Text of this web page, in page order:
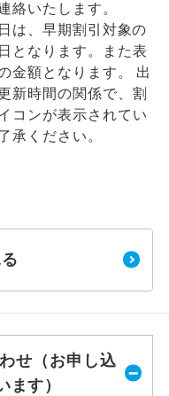
絡いたします。
は、早期割引対象の
となります。また表
金額となります。 出
新時間の関係で、割
コンが表示されてい
承ください。
せ（お申し込
ます）